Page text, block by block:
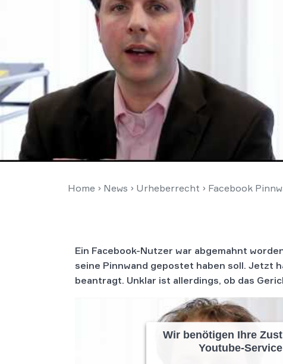
Home › News › Urheberrecht › Facebook
Ein Facebook-Nutzer war abgemahnt
seine Pinnwand gepostet haben soll. Jetzt
beantragt. Unklar ist allerdings, ob das
Wir benötigen Ihre
Youtube-